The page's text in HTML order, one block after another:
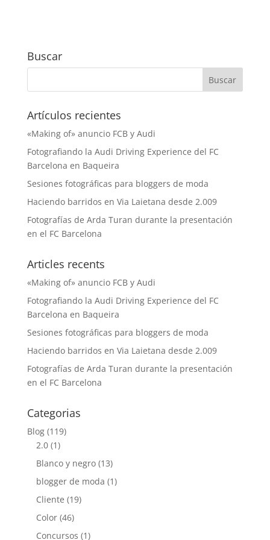
Buscar
Artículos recientes
«Making of» anuncio FCB y Audi
Fotografiando la Audi Driving Experience del FC
Barcelona en Baqueira
Sesiones fotográficas para bloggers de moda
Haciendo barridos en Via Laietana desde 2.009
Fotografías de Arda Turan durante la presentación
en el FC Barcelona
Articles recents
«Making of» anuncio FCB y Audi
Fotografiando la Audi Driving Experience del FC
Barcelona en Baqueira
Sesiones fotográficas para bloggers de moda
Haciendo barridos en Via Laietana desde 2.009
Fotografías de Arda Turan durante la presentación
en el FC Barcelona
Categorias
Blog(119)
2.0(1)
Blanco y negro(13)
blogger de moda (1)
Cliente (19)
Color(46)
Concursos (1)